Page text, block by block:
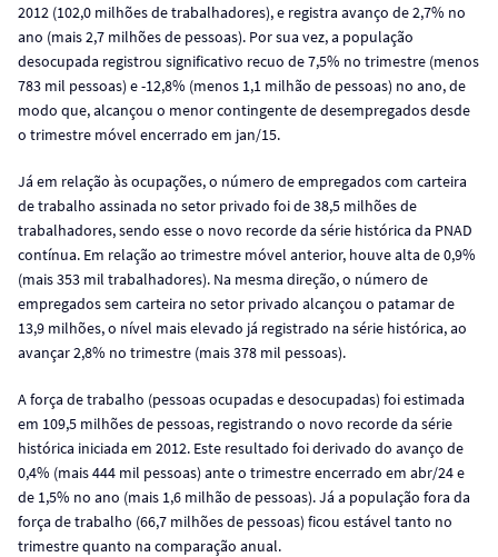
2012 (102,0 milhões de trabalhadores), e registra avanço de 2,7% no
ano (mais 2,7 milhões de pessoas). Por sua vez, a população
desocupada registrou significativo recuo de 7,5% no trimestre (menos
783 mil pessoas) e -12,8% (menos 1,1 milhão de pessoas) no ano, de
modo que, alcançou o menor contingente de desempregados desde
o trimestre móvel encerrado em jan/15.
Já em relação às ocupações, o número de empregados com carteira
de trabalho assinada no setor privado foi de 38,5 milhões de
trabalhadores, sendo esse o novo recorde da série histórica da PNAD
contínua. Em relação ao trimestre móvel anterior, houve alta de 0,9%
(mais 353 mil trabalhadores). Na mesma direção, o número de
empregados sem carteira no setor privado alcançou o patamar de
13,9 milhões, o nível mais elevado já registrado na série histórica, ao
avançar 2,8% no trimestre (mais 378 mil pessoas).
A força de trabalho (pessoas ocupadas e desocupadas) foi estimada
em 109,5 milhões de pessoas, registrando o novo recorde da série
histórica iniciada em 2012. Este resultado foi derivado do avanço de
0,4% (mais 444 mil pessoas) ante o trimestre encerrado em abr/24 e
de 1,5% no ano (mais 1,6 milhão de pessoas). Já a população fora da
força de trabalho (66,7 milhões de pessoas) ficou estável tanto no
trimestre quanto na comparação anual.